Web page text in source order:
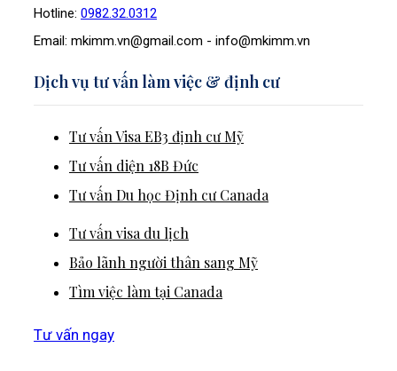
Hotline: 0982.32.0312
Email: mkimm.vn@gmail.com - info@mkimm.vn
Dịch vụ tư vấn làm việc & định cư
Tư vấn Visa EB3 định cư Mỹ
Tư vấn diện 18B Đức
Tư vấn Du học Định cư Canada
Tư vấn visa du lịch
Bảo lãnh người thân sang Mỹ
Tìm việc làm tại Canada
Tư vấn ngay